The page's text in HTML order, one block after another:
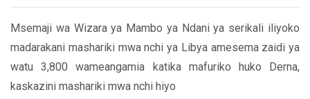
Msemaji wa Wizara ya Mambo ya Ndani ya serikali iliyoko
madarakani mashariki mwa nchi ya Libya amesema zaidi ya
watu 3,800 wameangamia katika mafuriko huko Derna,
kaskazini mashariki mwa nchi hiyo